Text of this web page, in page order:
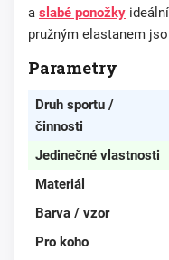
a slabé ponožky
pružným elastanem
Parametry
Druh sportu /
činnosti
Jedinečné vlastnosti
Materiál
Barva / vzor
Pro koho